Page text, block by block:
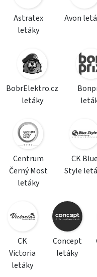
Astratex
letáky
Avon
BobrElektro.cz
letáky
Centrum
Černý Most
letáky
CK Blue
Style
CK
Victoria
letáky
Concept
letáky